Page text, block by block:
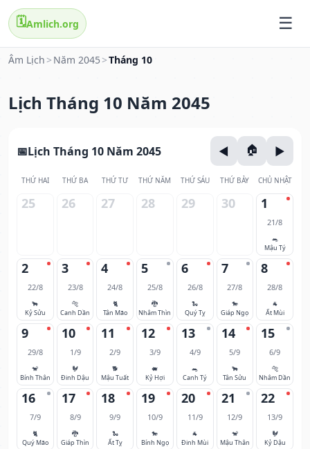
🗓️Amlich.org
Âm Lịch > Năm 2045 >Tháng 10
Lịch Tháng 10 Năm 2045
Lịch Tháng 10 Năm 2045
THỨ HAI THỨ BA THỨ TƯ THỨ NĂM THỨ SÁU THỨ BẢY CHỦ NHẬT
25 26 27 28 29 30 1
21/8
🐀
Mậu Tý
2
22/8
🐂
Kỷ Sửu
3
23/8
🐅
Canh Dần
4
24/8
🐈
Tân Mão
5
25/8
🐉
Nhâm Thìn
6
26/8
🐍
Quý Tỵ
7
27/8
🐎
Giáp Ngọ
8
28/8
🐐
Ất Mùi
9
29/8
🐒
Bính Thân
10
1/9
🐓
Đinh Dậu
11
2/9
🐕
Mậu Tuất
12
3/9
🐖
Kỷ Hợi
13
4/9
🐀
Canh Tý
14
5/9
🐂
Tân Sửu
15
6/9
🐅
Nhâm Dần
16
7/9
🐈
Quý Mão
17
8/9
🐉
Giáp Thìn
18
9/9
🐍
Ất Tỵ
19
10/9
🐎
Bính Ngọ
20
11/9
🐐
Đinh Mùi
21
12/9
🐒
Mậu Thân
22
13/9
🐓
Kỷ Dậu